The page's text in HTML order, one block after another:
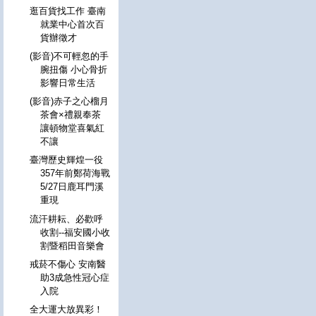
逛百貨找工作 臺南
就業中心首次百
貨辦徵才
(影音)不可輕忽的手
腕扭傷 小心骨折
影響日常生活
(影音)赤子之心榴月
茶會×禮親奉茶
讓頓物堂喜氣紅
不讓
臺灣歷史輝煌一役
357年前鄭荷海戰
5/27日鹿耳門溪
重現
流汗耕耘、必歡呼
收割--福安國小收
割暨稻田音樂會
戒菸不傷心 安南醫
助3成急性冠心症
入院
全大運大放異彩！